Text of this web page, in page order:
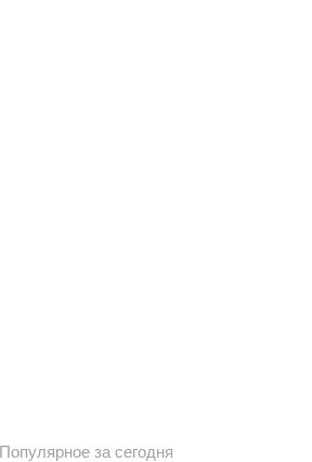
Популярное за сегодня